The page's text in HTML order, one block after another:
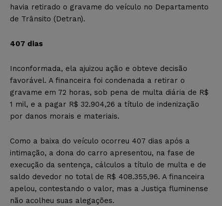
havia retirado o gravame do veículo no Departamento
de Trânsito (Detran).
407 dias
Inconformada, ela ajuizou ação e obteve decisão
favorável. A financeira foi condenada a retirar o
gravame em 72 horas, sob pena de multa diária de R$
1 mil, e a pagar R$ 32.904,26 a título de indenização
por danos morais e materiais.
Como a baixa do veículo ocorreu 407 dias após a
intimação, a dona do carro apresentou, na fase de
execução da sentença, cálculos a título de multa e de
saldo devedor no total de R$ 408.355,96. A financeira
apelou, contestando o valor, mas a Justiça fluminense
não acolheu suas alegações.